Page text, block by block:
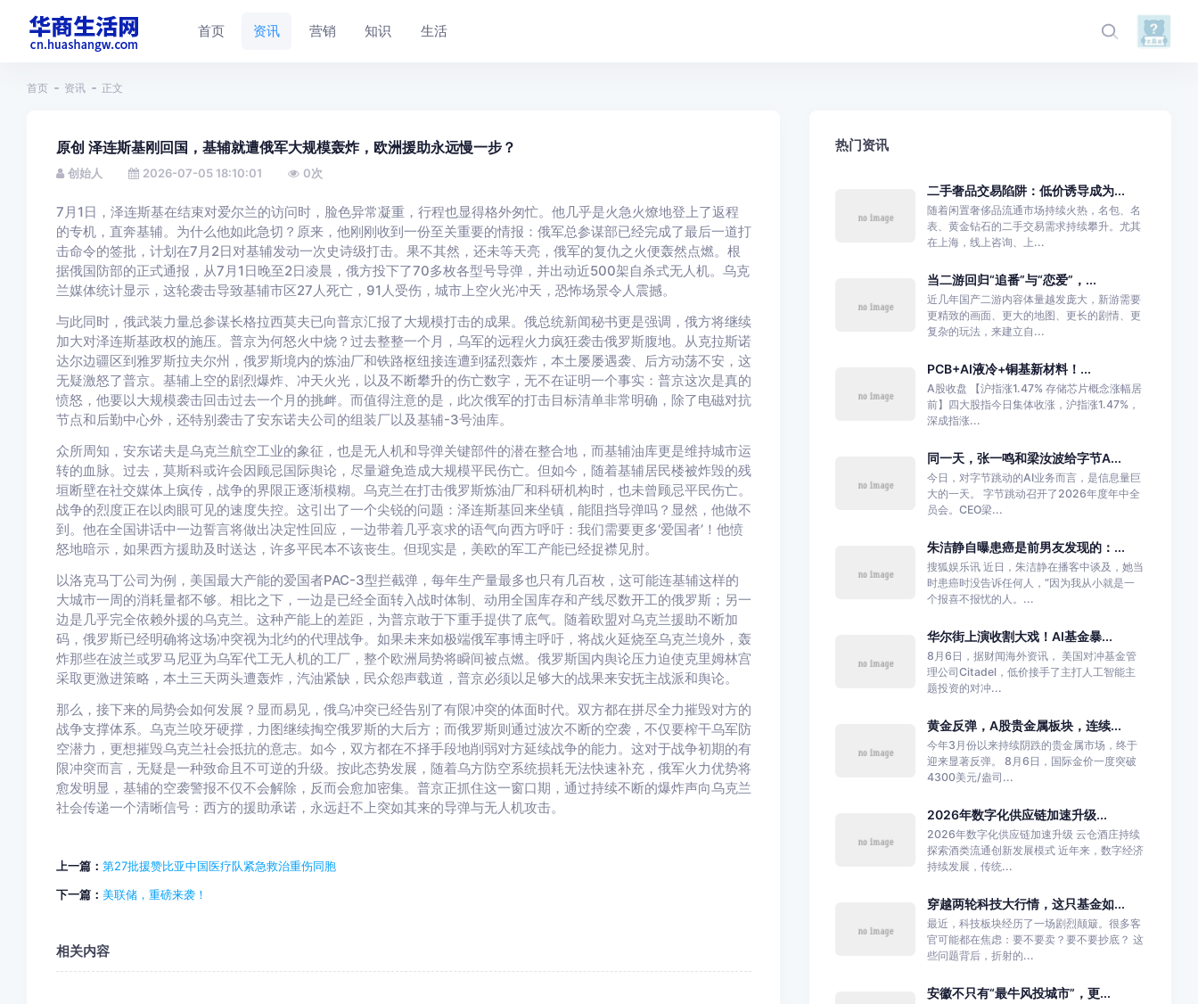
首页 资讯 营销 知识 生活
首页 资讯 正文
原创 泽连斯基刚回国，基辅就遭俄军大规模轰炸，欧洲援助永远慢一步？
创始人 2026-07-05 18:10:01 0次
7月1日，泽连斯基在结束对爱尔兰的访问时，脸色异常凝重，行程也显得格外匆忙。他几乎是火急火燎地登上了返程
的专机，直奔基辅。为什么他如此急切？原来，他刚刚收到一份至关重要的情报：俄军总参谋部已经完成了最后一道打
击命令的签批，计划在7月2日对基辅发动一次史诗级打击。果不其然，还未等天亮，俄军的复仇之火便轰然点燃。根
据俄国防部的正式通报，从7月1日晚至2日凌晨，俄方投下了70多枚各型号导弹，并出动近500架自杀式无人机。乌克
兰媒体统计显示，这轮袭击导致基辅市区27人死亡，91人受伤，城市上空火光冲天，恐怖场景令人震撼。
与此同时，俄武装力量总参谋长格拉西莫夫已向普京汇报了大规模打击的成果。俄总统新闻秘书更是强调，俄方将继续
加大对泽连斯基政权的施压。普京为何怒火中烧？过去整整一个月，乌军的远程火力疯狂袭击俄罗斯腹地。从克拉斯诺
达尔边疆区到雅罗斯拉夫尔州，俄罗斯境内的炼油厂和铁路枢纽接连遭到猛烈轰炸，本土屡屡遇袭、后方动荡不安，这
无疑激怒了普京。基辅上空的剧烈爆炸、冲天火光，以及不断攀升的伤亡数字，无不在证明一个事实：普京这次是真的
愤怒，他要以大规模袭击回击过去一个月的挑衅。而值得注意的是，此次俄军的打击目标清单非常明确，除了电磁对抗
节点和后勤中心外，还特别袭击了安东诺夫公司的组装厂以及基辅-3号油库。
众所周知，安东诺夫是乌克兰航空工业的象征，也是无人机和导弹关键部件的潜在整合地，而基辅油库更是维持城市运
转的血脉。过去，莫斯科或许会因顾忌国际舆论，尽量避免造成大规模平民伤亡。但如今，随着基辅居民楼被炸毁的残
垣断壁在社交媒体上疯传，战争的界限正逐渐模糊。乌克兰在打击俄罗斯炼油厂和科研机构时，也未曾顾忌平民伤亡。
战争的烈度正在以肉眼可见的速度失控。这引出了一个尖锐的问题：泽连斯基回来坐镇，能阻挡导弹吗？显然，他做不
到。他在全国讲话中一边誓言将做出决定性回应，一边带着几乎哀求的语气向西方呼吁：我们需要更多‘爱国者’！他愤
怒地暗示，如果西方援助及时送达，许多平民本不该丧生。但现实是，美欧的军工产能已经捉襟见肘。
以洛克马丁公司为例，美国最大产能的爱国者PAC-3型拦截弹，每年生产量最多也只有几百枚，这可能连基辅这样的
大城市一周的消耗量都不够。相比之下，一边是已经全面转入战时体制、动用全国库存和产线尽数开工的俄罗斯；另一
边是几乎完全依赖外援的乌克兰。这种产能上的差距，为普京敢于下重手提供了底气。随着欧盟对乌克兰援助不断加
码，俄罗斯已经明确将这场冲突视为北约的代理战争。如果未来如极端俄军事博主呼吁，将战火延烧至乌克兰境外，轰
炸那些在波兰或罗马尼亚为乌军代工无人机的工厂，整个欧洲局势将瞬间被点燃。俄罗斯国内舆论压力迫使克里姆林宫
采取更激进策略，本土三天两头遭轰炸，汽油紧缺，民众怨声载道，普京必须以足够大的战果来安抚主战派和舆论。
那么，接下来的局势会如何发展？显而易见，俄乌冲突已经告别了有限冲突的体面时代。双方都在拼尽全力摧毁对方的
战争支撑体系。乌克兰咬牙硬撑，力图继续掏空俄罗斯的大后方；而俄罗斯则通过波次不断的空袭，不仅要榨干乌军防
空潜力，更想摧毁乌克兰社会抵抗的意志。如今，双方都在不择手段地削弱对方延续战争的能力。这对于战争初期的有
限冲突而言，无疑是一种致命且不可逆的升级。按此态势发展，随着乌方防空系统损耗无法快速补充，俄军火力优势将
愈发明显，基辅的空袭警报不仅不会解除，反而会愈加密集。普京正抓住这一窗口期，通过持续不断的爆炸声向乌克兰
社会传递一个清晰信号：西方的援助承诺，永远赶不上突如其来的导弹与无人机攻击。
上一篇： 第27批援赞比亚中国医疗队紧急救治重伤同胞
下一篇： 美联储，重磅来袭！
相关内容
热门资讯
二手奢品交易陷阱：低价诱导成为...
随着闲置奢侈品流通市场持续火热，名包、名
表、黄金钻石的二手交易需求持续攀升。尤其
在上海，线上咨询、上...
当二游回归“追番”与“恋爱”，...
近几年国产二游内容体量越发庞大，新游需要
更精致的画面、更大的地图、更长的剧情、更
复杂的玩法，来建立自...
PCB+AI液冷+铜基新材料！...
A股收盘 【沪指涨1.47% 存储芯片概念涨幅居
前】四大股指今日集体收涨，沪指涨1.47%，
深成指涨...
同一天，张一鸣和梁汝波给字节A...
今日，对字节跳动的AI业务而言，是信息量巨
大的一天。 字节跳动召开了2026年度年中全
员会。CEO梁...
朱洁静自曝患癌是前男友发现的：...
搜狐娱乐讯 近日，朱洁静在播客中谈及，她当
时患癌时没告诉任何人，“因为我从小就是一
个报喜不报忧的人。...
华尔街上演收割大戏！AI基金暴...
8月6日，据财闻海外资讯， 美国对冲基金管
理公司Citadel，低价接手了主打人工智能主
题投资的对冲...
黄金反弹，A股贵金属板块，连续...
今年3月份以来持续阴跌的贵金属市场，终于
迎来显著反弹。 8月6日，国际金价一度突破
4300美元/盎司...
2026年数字化供应链加速升级...
2026年数字化供应链加速升级 云仓酒庄持续
探索酒类流通创新发展模式 近年来，数字经济
持续发展，传统...
穿越两轮科技大行情，这只基金如...
最近，科技板块经历了一场剧烈颠簸。很多客
官可能都在焦虑：要不要卖？要不要抄底？ 这
些问题背后，折射的...
安徽不只有“最牛风投城市”，更...